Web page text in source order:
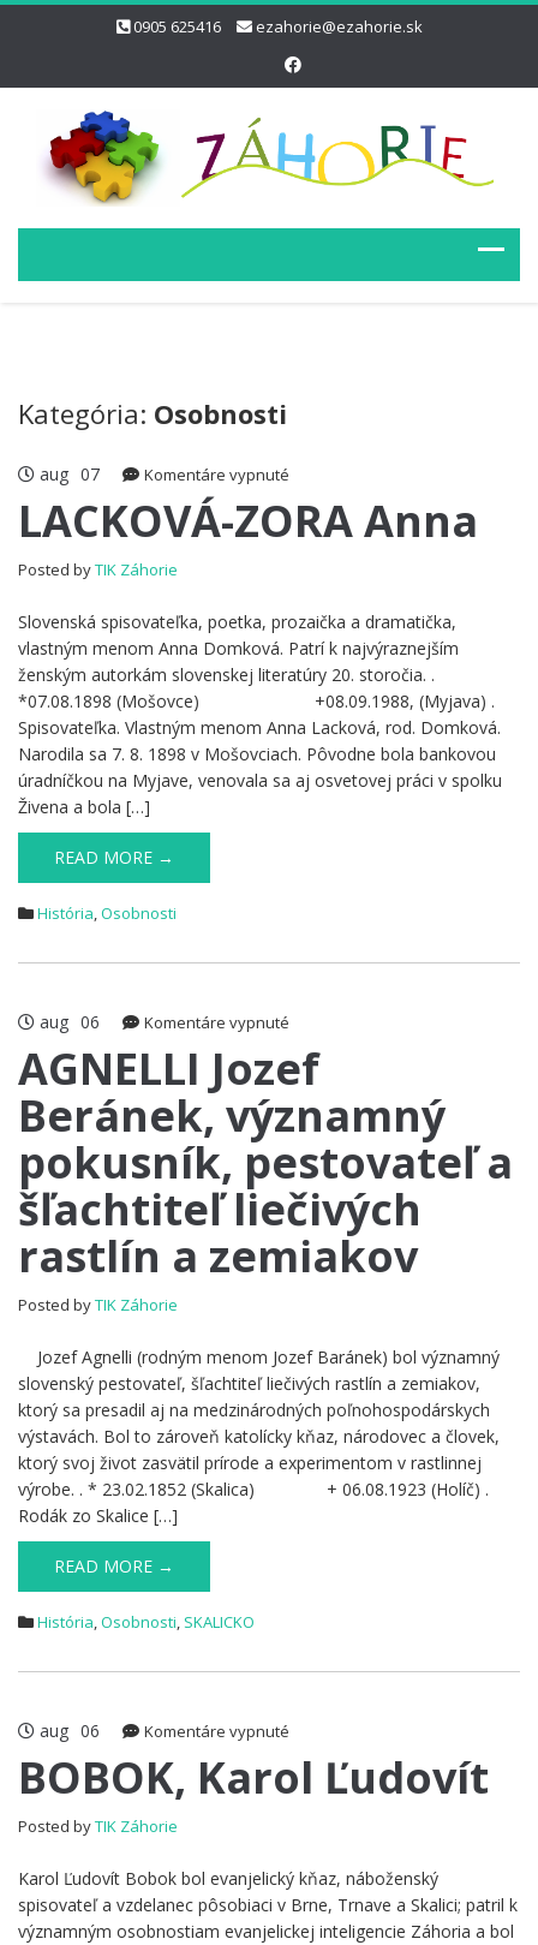
0905 625416 ezahorie@ezahorie.sk
Kategória: Osobnosti
aug 07 Komentáre vypnuté
ZORA
LACKOVÁ-ZORA Anna
Posted byTIK Záhorie
Slovenská spisovateľka, poetka, prozaička a dramatička,
vlastným menom Anna Domková. Patrí k najvýraznejším
ženským autorkám slovenskej literatúry 20. storočia. .
*07.08.1898 (Mošovce) +08.09.1988, (Myjava) .
Spisovateľka. Vlastným menom Anna Lacková, rod. Domková.
Narodila sa 7. 8. 1898 v Mošovciach. Pôvodne bola bankovou
úradníčkou na Myjave, venovala sa aj osvetovej práci v spolku
Živena a bola […]
READ MORE →
História,Osobnosti
aug 06 Komentáre vypnuté
Jozef
významný
pokusník,
pestovateľ
a
šľachtiteľ
liečivých
rastlín
AGNELLI Jozef
Beránek, významný
pokusník, pestovateľ a
šľachtiteľ liečivých
rastlín a zemiakov
Posted byTIK Záhorie
Jozef Agnelli (rodným menom Jozef Baránek) bol významný
slovenský pestovateľ, šľachtiteľ liečivých rastlín a zemiakov,
ktorý sa presadil aj na medzinárodných poľnohospodárskych
výstavách. Bol to zároveň katolícky kňaz, národovec a človek,
ktorý svoj život zasvätil prírode a experimentom v rastlinnej
výrobe. . * 23.02.1852 (Skalica) + 06.08.1923 (Holíč) .
Rodák zo Skalice […]
READ MORE →
História,Osobnosti, SKALICKO
aug 06 Komentáre vypnuté
Karol
BOBOK, Karol Ľudovít
Posted byTIK Záhorie
Karol Ľudovít Bobok bol evanjelický kňaz, náboženský
spisovateľ a vzdelanec pôsobiaci v Brne, Trnave a Skalici; patril k
významným osobnostiam evanjelickej inteligencie Záhoria a bol